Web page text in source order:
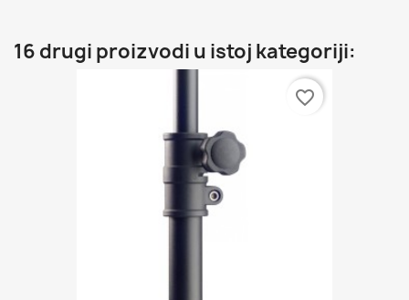
16 drugi proizvodi u istoj kategoriji:
favorite_border